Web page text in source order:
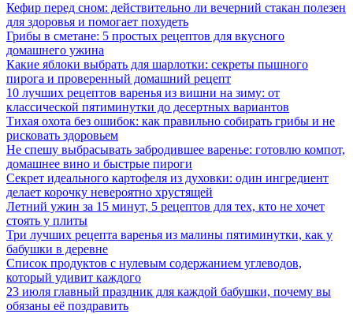
Кефир перед сном: действительно ли вечерний стакан полезен
для здоровья и помогает похудеть
Грибы в сметане: 5 простых рецептов для вкусного
домашнего ужина
Какие яблоки выбрать для шарлотки: секреты пышного
пирога и проверенный домашний рецепт
10 лучших рецептов варенья из вишни на зиму: от
классической пятиминутки до десертных вариантов
Тихая охота без ошибок: как правильно собирать грибы и не
рисковать здоровьем
Не спешу выбрасывать забродившее варенье: готовлю компот,
домашнее вино и быстрые пироги
Секрет идеального картофеля из духовки: один ингредиент
делает корочку невероятно хрустящей
Летний ужин за 15 минут, 5 рецептов для тех, кто не хочет
стоять у плиты
Три лучших рецепта варенья из малины пятиминутки, как у
бабушки в деревне
Список продуктов с нулевым содержанием углеводов,
который удивит каждого
23 июля главный праздник для каждой бабушки, почему вы
обязаны её поздравить